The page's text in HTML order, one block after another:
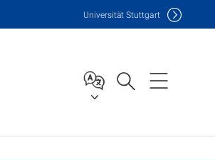
Universität Stuttgart